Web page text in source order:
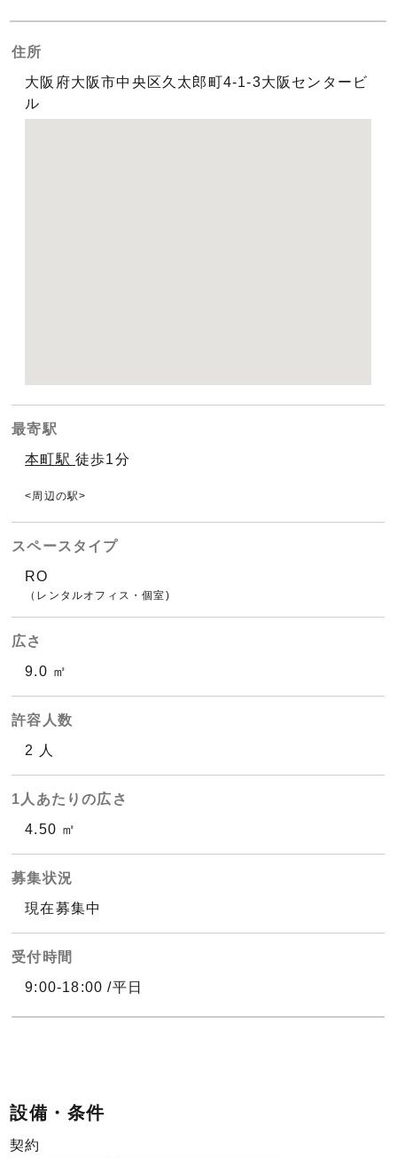
住所
大阪府大阪市中央区久太郎町4-1-3大阪センタービ
ル
最寄駅
本町駅徒歩1分
周辺の駅
スペースタイプ
RO
（レンタルオフィス・個室)
広さ
9.0 ㎡
許容人数
2 人
1人あたりの広さ
4.50 ㎡
募集状況
現在募集中
受付時間
9:00-18:00 /平日
設備・条件
契約